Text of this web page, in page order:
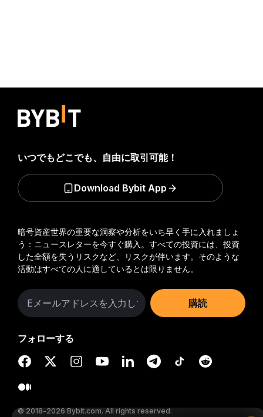
暗号資産世界の重要な洞察や分析をいち早く手に入れましょ
う：ニュースレターを今すぐ購入。 すべての投資には、投資
した全額を失うリスクなど、リスクが伴います。そのような
活動はすべての人に適しているとは限りません。
購読
フォローする
© 2018-2026 Bybit.com. All rights reserved.
いつでもどこでも、自由に取引可能！
Download Bybit App